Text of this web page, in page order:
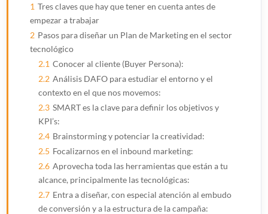
1 Tres claves que hay que tener en cuenta antes de
empezar a trabajar
2 Pasos para diseñar un Plan de Marketing en el sector
tecnológico
2.1 Conocer al cliente (Buyer Persona):
2.2 Análisis DAFO para estudiar el entorno y el
contexto en el que nos movemos:
2.3 SMART es la clave para definir los objetivos y
KPI’s:
2.4 Brainstorming y potenciar la creatividad:
2.5 Focalizarnos en el inbound marketing:
2.6 Aprovecha toda las herramientas que están a tu
alcance, principalmente las tecnológicas:
2.7 Entra a diseñar, con especial atención al embudo
de conversión y a la estructura de la campaña: